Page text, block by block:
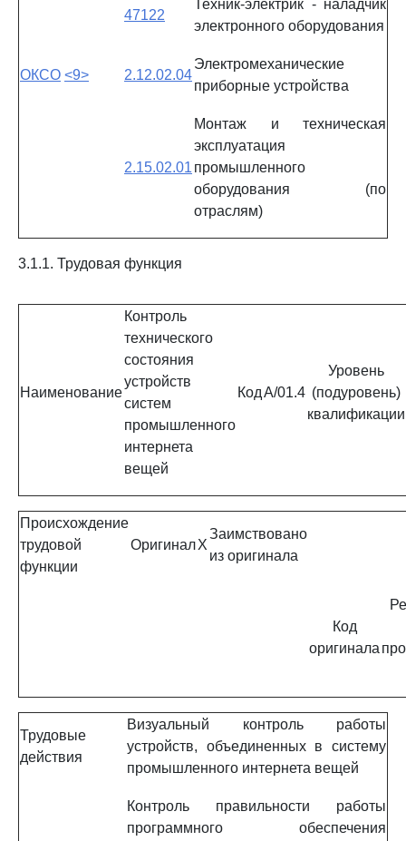
47122
Техник-электрик - наладчик
электронного оборудования
ОКСО <9> 2.12.02.04
Электромеханические
приборные устройства
2.15.02.01
Монтаж и техническая
эксплуатация
промышленного
оборудования (по
отраслям)
3.1.1. Трудовая функция
Наименование
Контроль
технического
состояния
устройств
систем
промышленного
интернета
вещей
КодA/01.4
Уровень
(подуровень)
квалификации
Происхождение
трудовой
функции
ОригиналX
Заимствовано
из оригинала
Код
оригинала
Трудовые
действия
Визуальный контроль работы
устройств, объединенных в систему
промышленного интернета вещей
Контроль правильности работы
программного обеспечения